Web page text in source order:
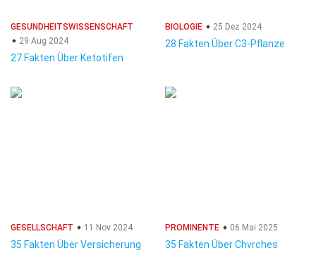
GESUNDHEITSWISSENSCHAFT
29 Aug 2024
27 Fakten Über Ketotifen
BIOLOGIE 25 Dez 2024
28 Fakten Über C3-Pflanze
GESELLSCHAFT 11 Nov 2024
35 Fakten Über Versicherung
PROMINENTE 06 Mai 2025
35 Fakten Über Chvrches